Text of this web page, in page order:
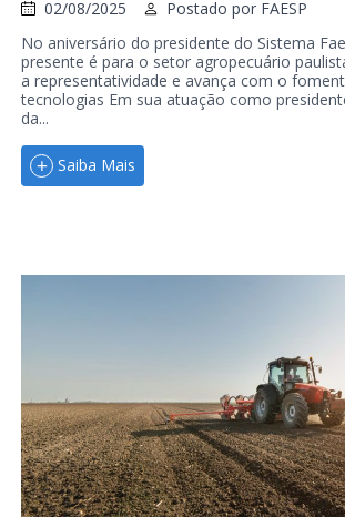
02/08/2025 Postado por FAESP
No aniversário do presidente do Sistema
presente é para o setor agropecuário
a representatividade e avança com o
tecnologias Em sua atuação como
da...
Saiba Mais